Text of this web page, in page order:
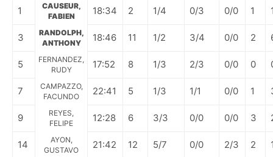
1
CAUSEUR,
FABIEN
18:34 2 1/4 0/3 0/0 1
3
RANDOLPH,
ANTHONY
18:46 11 1/2 3/4 0/0 2
5
FERNANDEZ,
RUDY
17:52 8 1/3 2/3 0/0 0
7
CAMPAZZO,
FACUNDO
22:41 5 1/3 1/1 0/0 1
9
REYES,
FELIPE
12:28 6 3/3 0/0 0/0 3
14
AYON,
GUSTAVO
21:42 12 5/7 0/0 2/3 2